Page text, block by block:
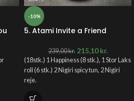
-10%
5. Atami Invite a Friend
239,00kr. 215,10kr.
(18stk.) 1 Happiness (8 stk.), 1 Stor Laks
roll (6 stk.) 2 Nigiri spicy tun, 2 Nigiri
reje.